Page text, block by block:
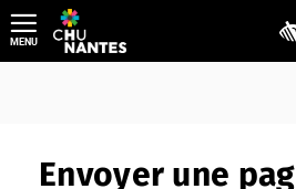
Aller
au
contenu
MENU
Envoyer une